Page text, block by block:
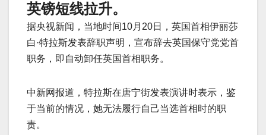
英镑短线拉升。
据央视新闻，当地时间10月20日，英国首相伊丽莎
白·特拉斯发表辞职声明，宣布辞去英国保守党党首
职务，即自动卸任英国首相职务。
中新网报道，特拉斯在唐宁街发表演讲时表示，鉴
于当前的情况，她无法履行自己当选首相时的职
责。